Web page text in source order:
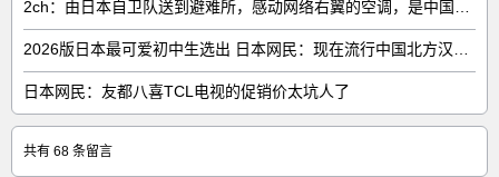
日本网民：友都八喜TCL电视的促销价太坑人了
共有 68 条留言